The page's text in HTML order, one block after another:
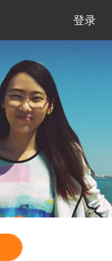
登录